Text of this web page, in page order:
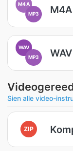
M4A
MP3
WAV
MP3
Sien alle video-
ZIP